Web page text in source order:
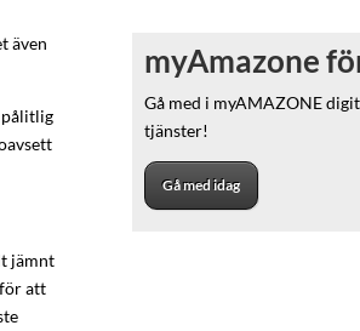
även
pålitlig
jämnt
att
myAmazone
Gå med i myAMAZONE
tjänster!
Gå med idag